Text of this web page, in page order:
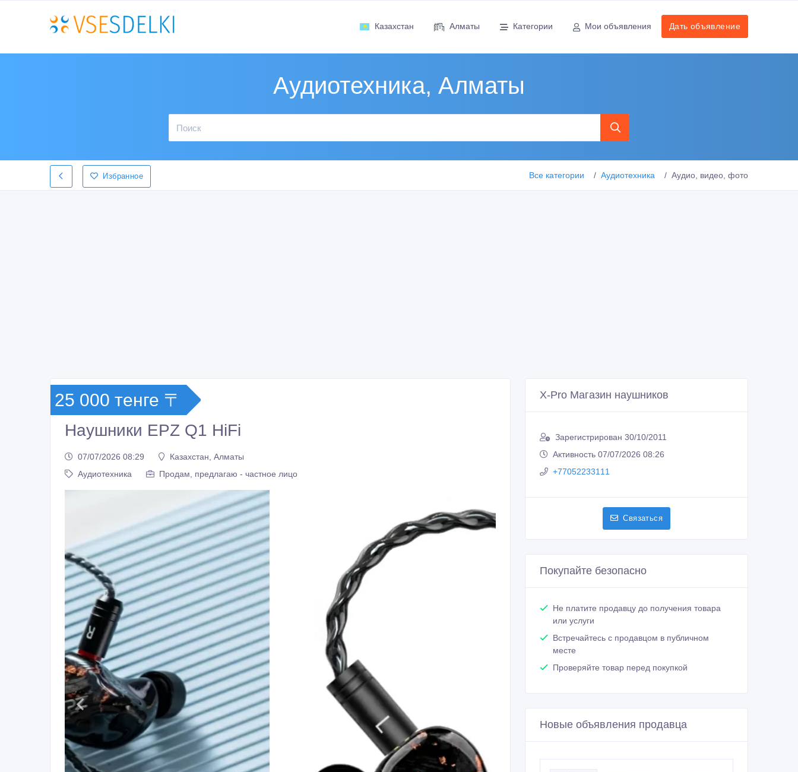
Казахстан Алматы Категории Мои объявления Дать объявление
Аудиотехника, Алматы
Избранное Все категории Аудиотехника Аудио, видео, фото
25 000 тенге 〒
Наушники EPZ Q1 HiFi
07/07/2026 08:29
Казахстан, Алматы
Аудиотехника
Продам, предлагаю - частное лицо
X-Pro Магазин наушников
Зарегистрирован 30/10/2011
Активность 07/07/2026 08:26
+77052233111
Связаться
Покупайте безопасно
Не платите продавцу до получения товара
или услуги
Встречайтесь с продавцом в публичном
месте
Проверяйте товар перед покупкой
Новые объявления продавца